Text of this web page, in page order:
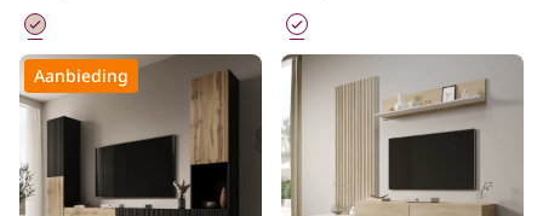
Aanbieding